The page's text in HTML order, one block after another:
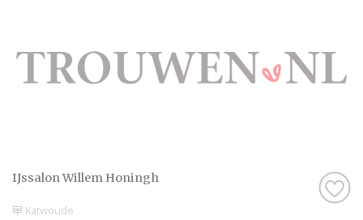
IJssalon Willem Honingh
Katwoude